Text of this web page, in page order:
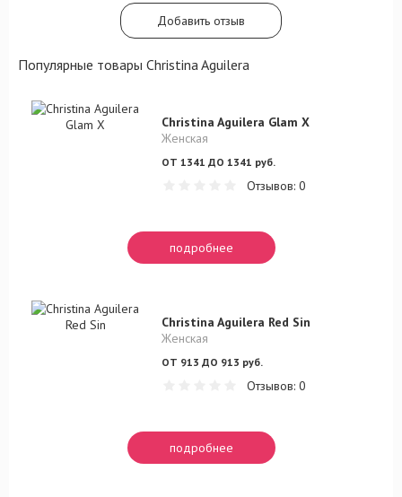
Добавить отзыв
Популярные товары Christina Aguilera
Christina Aguilera Glam X
Женская
ОТ 1341 ДО 1341 руб.
Отзывов: 0
подробнее
Christina Aguilera Red Sin
Женская
ОТ 913 ДО 913 руб.
Отзывов: 0
подробнее